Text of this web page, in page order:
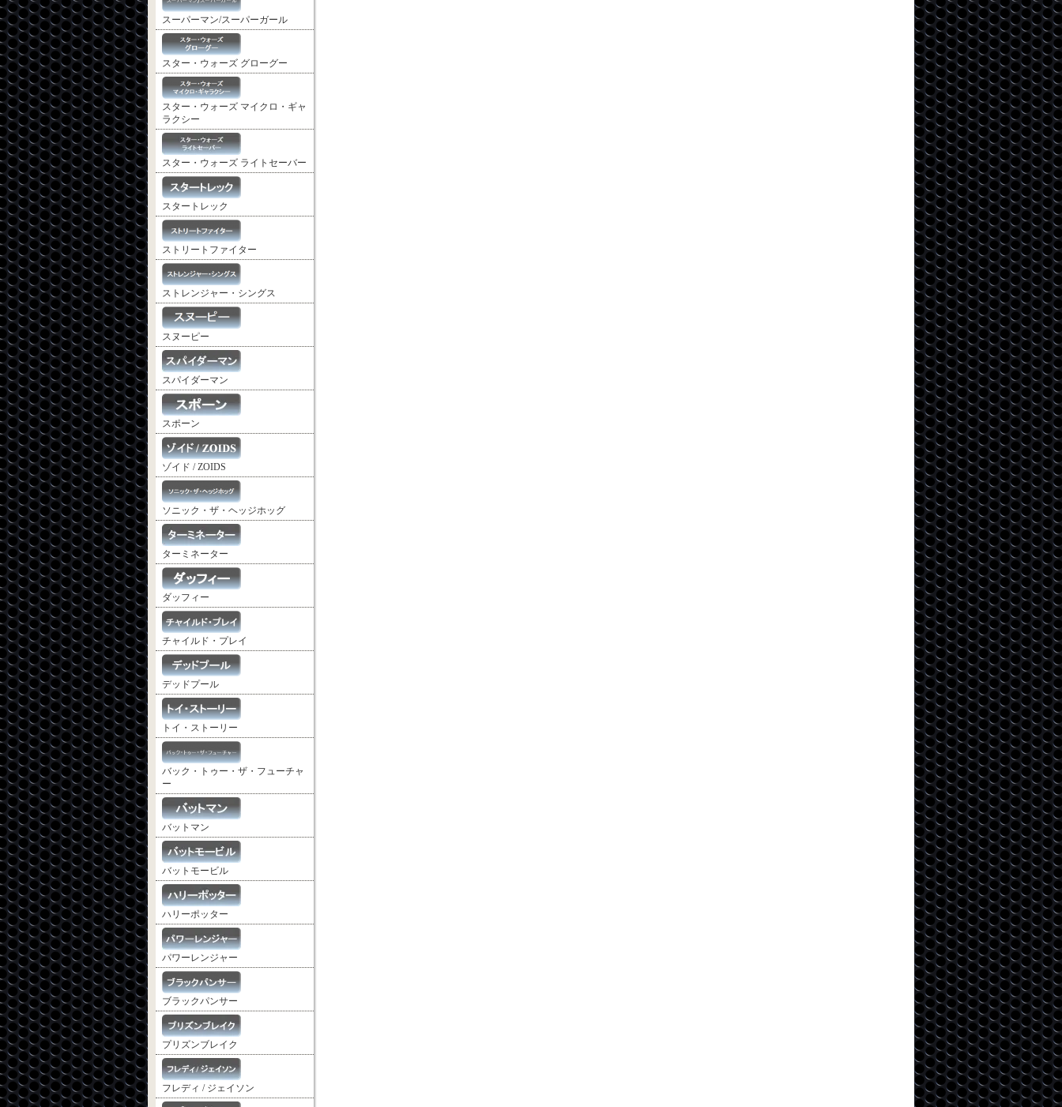
スーパーマン/スーパーガール
スター・ウォーズ グローグー
スター・ウォーズ マイクロ・ギャ
ラクシー
スター・ウォーズ ライトセーバー
スタートレック
ストリートファイター
ストレンジャー・シングス
スヌーピー
スパイダーマン
スポーン
ゾイド / ZOIDS
ソニック・ザ・ヘッジホッグ
ターミネーター
ダッフィー
チャイルド・プレイ
デッドプール
トイ・ストーリー
バック・トゥー・ザ・フューチャ
ー
バットマン
バットモービル
ハリーポッター
パワーレンジャー
ブラックパンサー
プリズンブレイク
フレディ / ジェイソン